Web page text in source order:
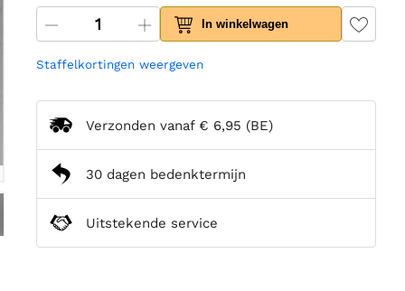
In winkelwagen
Staffelkortingen weergeven
Verzonden vanaf € 6,95 (BE)
30 dagen bedenktermijn
Uitstekende service